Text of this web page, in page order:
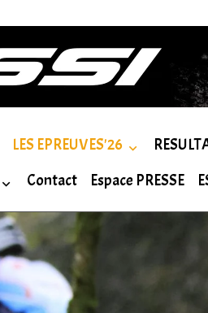
LES EPREUVES'26
Contact Espace PRESSE